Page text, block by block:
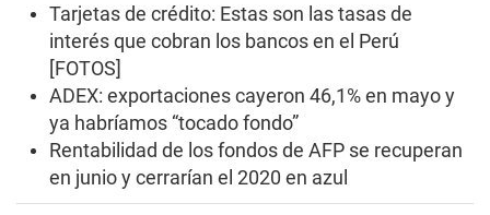
Tarjetas de crédito: Estas son las tasas de
interés que cobran los bancos en el Perú
[FOTOS]
ADEX: exportaciones cayeron 46,1% en mayo y
ya habríamos “tocado fondo”
Rentabilidad de los fondos de AFP se recuperan
en junio y cerrarían el 2020 en azul